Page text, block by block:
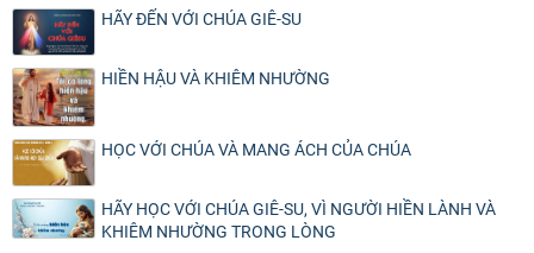
HÃY ĐẾN VỚI CHÚA GIÊ-SU
HIỀN HẬU VÀ KHIÊM NHƯỜNG
HỌC VỚI CHÚA VÀ MANG ÁCH CỦA CHÚA
HÃY HỌC VỚI CHÚA GIÊ-SU, VÌ NGƯỜI HIỀN LÀNH VÀ
KHIÊM NHƯỜNG TRONG LÒNG